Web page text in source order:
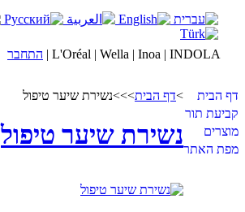
L'Oréal | Wella | Inoa | INDOLA | התחבר
דף הבית
קביעת תור
מוצרים
מפת האתר
>דף הבית>
>
>נשירת שיער טיפול
נשירת שיער טיפול